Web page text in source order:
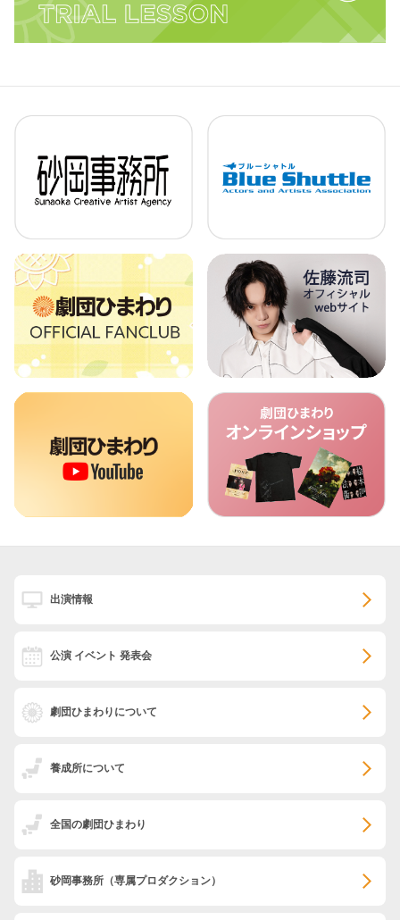
出演情報
公演 イベント 発表会
劇団ひまわりについて
養成所について
全国の劇団ひまわり
砂岡事務所 （専属プロダクション）